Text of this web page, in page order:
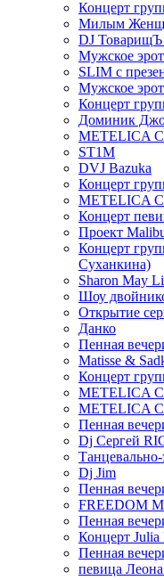
Концерт
Милым
DJ
Мужское
SLIM с
Мужское
Концерт
Доминик
METELICA
ST1M
DVJ Bazuka
Концерт
METELICA
Концерт
Проект
Концерт
Суханкина)
Sharon May
Шоу
Открытие
Данко
Пенная
Matisse &
Концерт
METELICA
METELICA
Пенная
Dj Сергей
Dj Jim
Пенная
FREEDOM
Пенная
Концерт Julia
Пенная
певица